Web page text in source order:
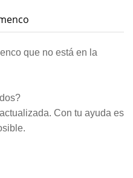
que no está en la
Con tu ayuda es